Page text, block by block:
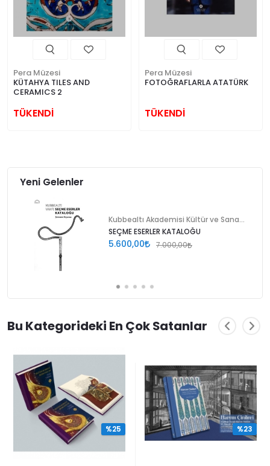
Pera Müzesi
KÜTAHYA TILES AND
CERAMICS 2
TÜKENDİ
Pera Müzesi
FOTOĞRAFLARLA ATATÜRK
TÜKENDİ
Yeni Gelenler
SEÇME ESERLER KATALOĞU
5.600,00 7.000,00
Bu Kategorideki En Çok Satanlar
%25 %23